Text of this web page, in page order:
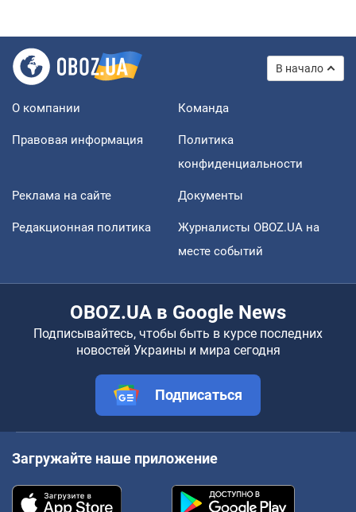
В начало
О компании Команда
Правовая информация
Политика
конфиденциальности
Реклама на сайте Документы
Редакционная политика
Журналисты OBOZ.UA на
месте событий
OBOZ.UA в Google News
Подписывайтесь, чтобы быть в курсе последних
новостей Украины и мира сегодня
Подписаться
Загружайте наше приложение